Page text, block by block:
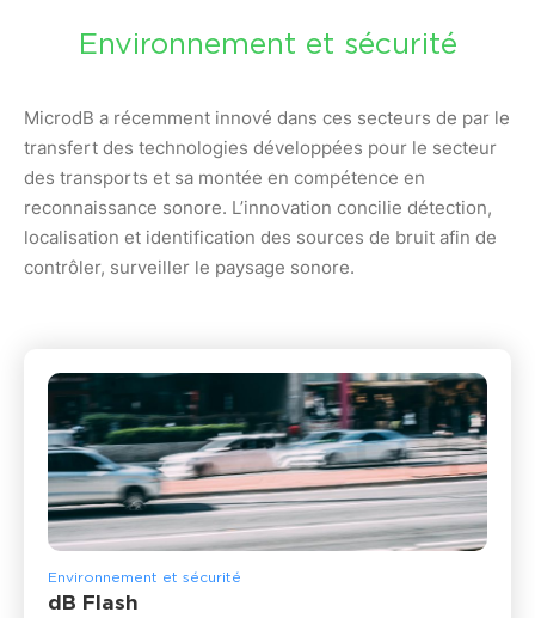
Environnement et sécurité
MicrodB a récemment innové dans ces secteurs de par le
transfert des technologies développées pour le secteur
des transports et sa montée en compétence en
reconnaissance sonore. L’innovation concilie détection,
localisation et identification des sources de bruit afin de
contrôler, surveiller le paysage sonore.
Environnement et sécurité
dB Flash